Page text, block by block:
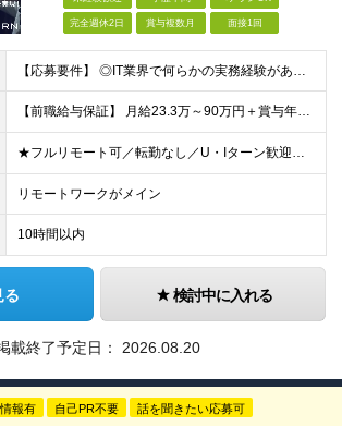
完全週休2日 賞与複数月 面接1回
【応募要件】 ◎IT業界で何らかの実務経験がある方 └2～3ヶ月の実務経験のある方は歓迎します！ 例）PCキッティングやモバイル通信基地局の業務経験者など インフラエンジニアとして経験のある方は、
【前職給与保証】 月給23.3万～90万円＋賞与年2回＋インセンティブ ★年収1000万円以上の実績あり！ ※上記月給には月20～30時間分（2万9,300円～21万7,900円）の固定残業代を含み
★フルリモート可／転勤なし／U・Iターン歓迎★ ◎勤務地は相談の上、ご自宅近くに調整します！ 【勤務地】 本社、または東京／埼玉／千葉／神奈川／愛知／仙台のクライアント先 ◎完全在宅（フルリモート）
リモートワークがメイン
10時間以内
る 検討中に入れる
載終了予定日： 2026.08.20
報有 自己PR不要 話を聞きたい応募可